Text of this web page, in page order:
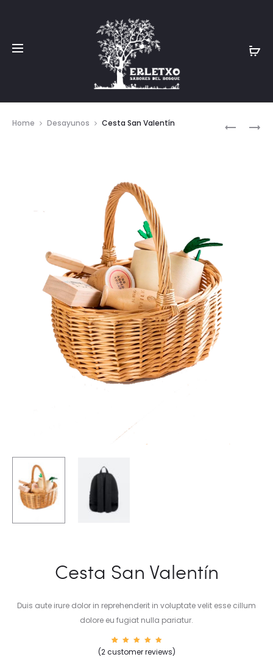
Home Desayunos Cesta San Valentín
Cesta San Valentín
Duis aute irure dolor in reprehenderit in voluptate velit esse cillum
dolore eu fugiat nulla pariatur.
Rated
5.00
(2customer reviews)